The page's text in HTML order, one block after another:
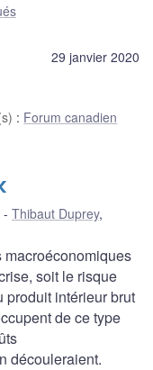
29 janvier 2020
: Forum canadien
Thibaut Duprey,
soit le risque
produit intérieur brut
de ce type
découleraient.